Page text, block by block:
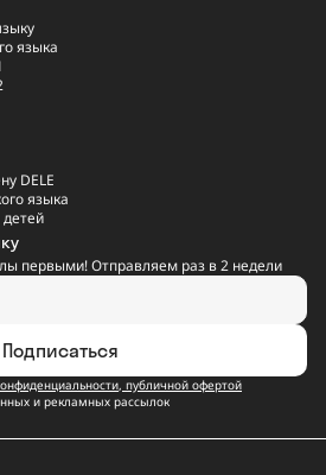
языка
DELE
языка
детей
первыми! Отправляем раз в 2 недели
Подписаться
, публичной офертой
и рекламных рассылок